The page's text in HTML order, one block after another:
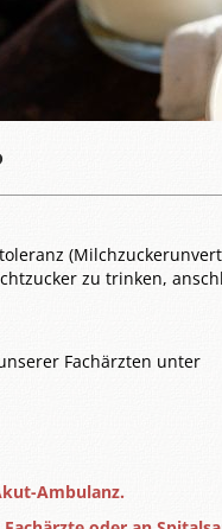
zu trinken,
Fachärzten unter
Ambulanz.